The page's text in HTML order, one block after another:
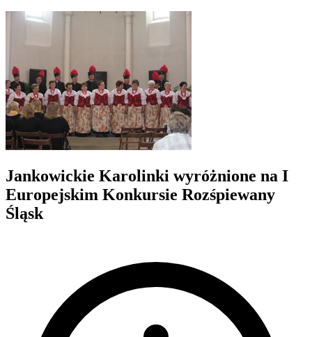
Jankowickie Karolinki wyróżnione na I
Europejskim Konkursie Rozśpiewany
Śląsk